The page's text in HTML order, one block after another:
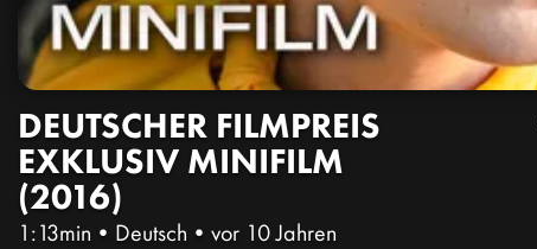
DEUTSCHER FILMPREIS
EXKLUSIV MINIFILM
(2016)
1:13min • Deutsch • vor 10 Jahren